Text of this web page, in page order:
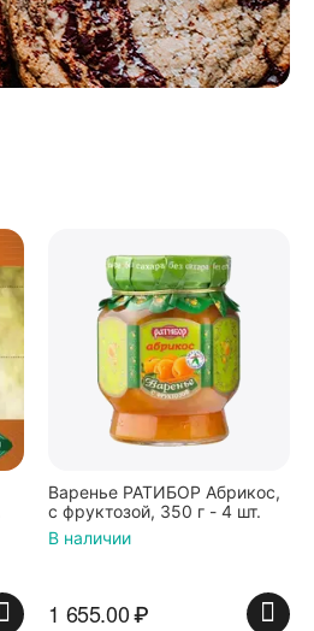
Варенье РАТИБОР Абрикос,
с фруктозой, 350 г - 4 шт.
В наличии
1 655.00₽